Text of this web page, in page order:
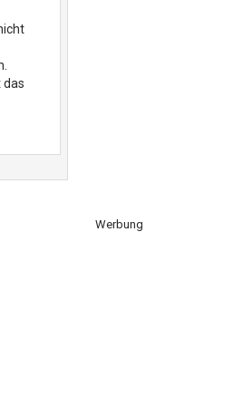
das
Werbung